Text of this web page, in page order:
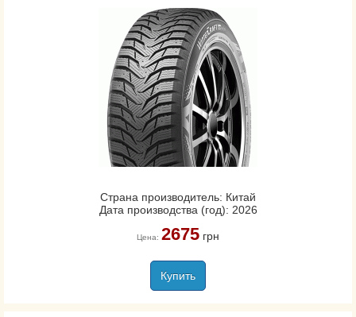
Страна производитель: Китай
Дата производства (год): 2026
Цена: 2675грн
Купить